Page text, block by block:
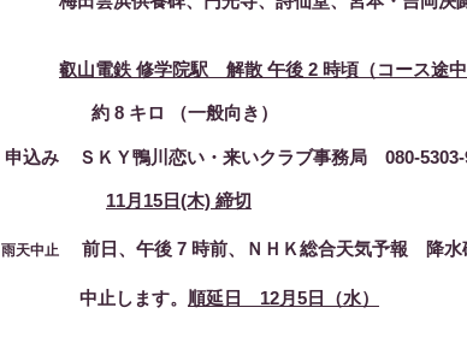
叡山電鉄 修学院駅 解散 午後 2 時頃（コース途中
約 8 キロ （一般向き）
申込み ＳＫＹ鴨川恋い・来いクラブ事務局 080-
11月15日(木) 締切
雨天中止 前日、午後 7 時前、ＮＨＫ総合天気予報 降水
中止します。 順延日 12月5日（水）